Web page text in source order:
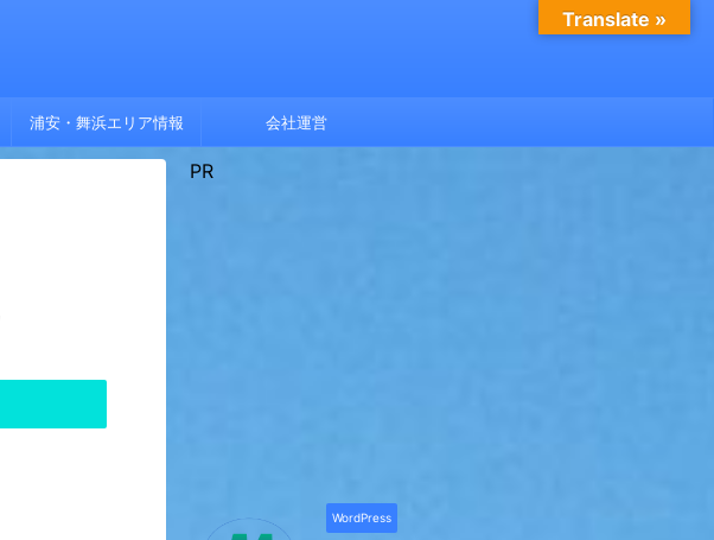
浦安・舞浜エリア情報 会社運営
PR
WordPress
Translate »